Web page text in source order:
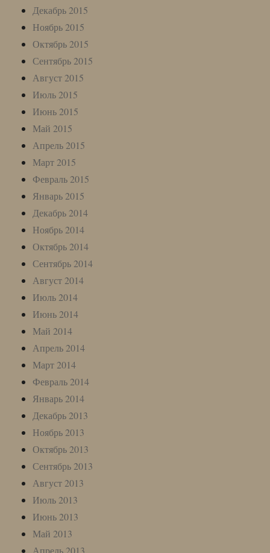
Декабрь 2015
Ноябрь 2015
Октябрь 2015
Сентябрь 2015
Август 2015
Июль 2015
Июнь 2015
Май 2015
Апрель 2015
Март 2015
Февраль 2015
Январь 2015
Декабрь 2014
Ноябрь 2014
Октябрь 2014
Сентябрь 2014
Август 2014
Июль 2014
Июнь 2014
Май 2014
Апрель 2014
Март 2014
Февраль 2014
Январь 2014
Декабрь 2013
Ноябрь 2013
Октябрь 2013
Сентябрь 2013
Август 2013
Июль 2013
Июнь 2013
Май 2013
Апрель 2013